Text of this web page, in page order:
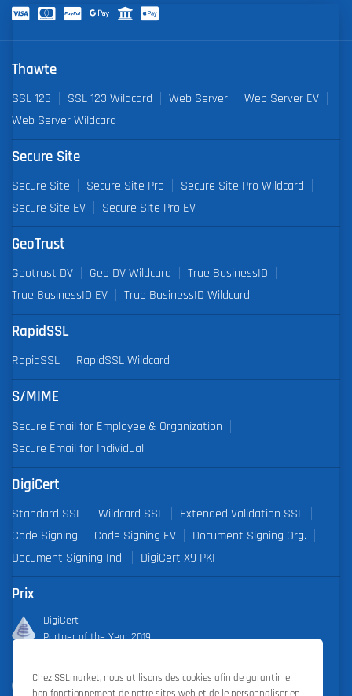
Thawte
SSL 123 SSL 123 Wildcard Web Server
Web Server EV
Web Server Wildcard
Secure Site
Secure Site Secure Site Pro
Secure Site Pro Wildcard
Secure Site EV
Secure Site Pro EV
GeoTrust
Geotrust DV Geo DV Wildcard
True BusinessID
True BusinessID EV
True BusinessID Wildcard
RapidSSL
RapidSSL RapidSSL Wildcard
S/MIME
Secure Email for Employee & Organization
Secure Email for Individual
DigiCert
Standard SSL Wildcard SSL
Extended Validation SSL
Code Signing
Code Signing EV
Document Signing Org.
Document Signing Ind.
DigiCert X9 PKI
Prix
DigiCert
Partner of the Year 2019
Outstanding Sales Performance Award 2018, 2019, 2020, 2021,
2022
Chez SSLmarket, nous utilisons des cookies afin de garantir le